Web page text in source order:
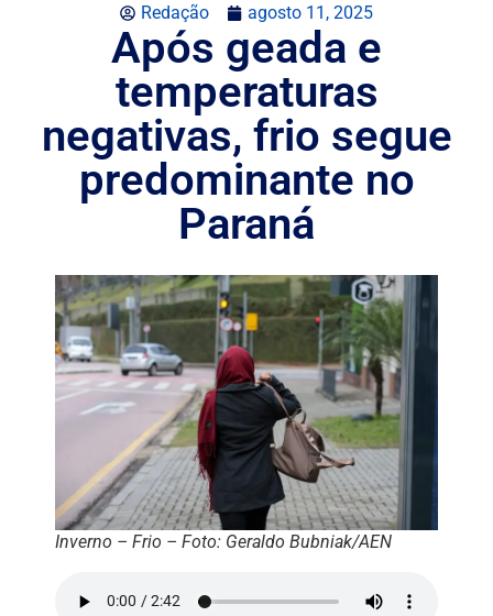
Redação agosto 11, 2025
Após geada e
temperaturas
negativas, frio segue
predominante no
Paraná
Inverno – Frio – Foto: Geraldo Bubniak/AEN